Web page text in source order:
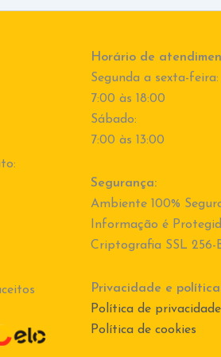
Horário de
Segunda a sexta-feira:
7:00 às 18:00
Sábado:
7:00 às 13:00
Segurança:
Ambiente 100%
Informação é
Criptografia SSL 256-
Privacidade e
Política de privacidade
Política de cookies